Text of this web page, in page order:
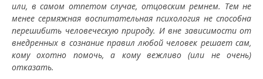
или, в самом отпетом случае, отцовским ремнем. Тем не
менее сермяжная воспитательная психология не способна
перешибить человеческую природу. И вне зависимости от
внедренных в сознание правил любой человек решает сам,
кому охотно помочь, а кому вежливо (или не очень)
отказать.